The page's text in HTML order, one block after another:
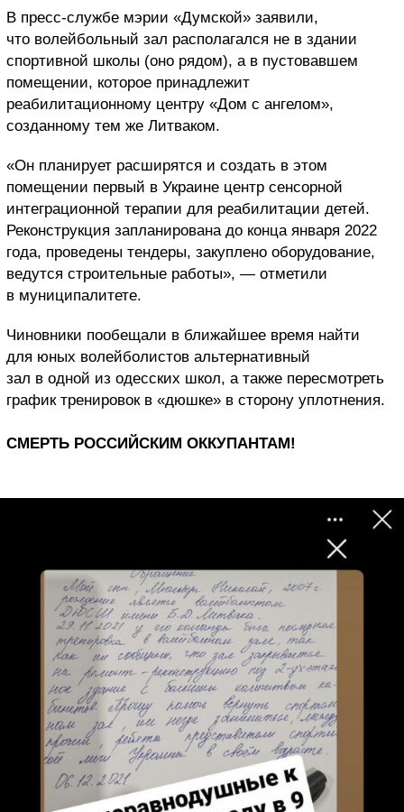
В пресс-службе мэрии «Думской» заявили,
что волейбольный зал располагался не в здании
спортивной школы (оно рядом), а в пустовавшем
помещении, которое принадлежит
реабилитационному центру «Дом с ангелом»,
созданному тем же Литваком.
«Он планирует расширятся и создать в этом
помещении первый в Украине центр сенсорной
интеграционной терапии для реабилитации детей.
Реконструкция запланирована до конца января 2022
года, проведены тендеры, закуплено оборудование,
ведутся строительные работы», — отметили
в муниципалитете.
Чиновники пообещали в ближайшее время найти
для юных волейболистов альтернативный
зал в одной из одесских школ, а также пересмотреть
график тренировок в «дюшке» в сторону уплотнения.
СМЕРТЬ РОССИЙСКИМ ОККУПАНТАМ!